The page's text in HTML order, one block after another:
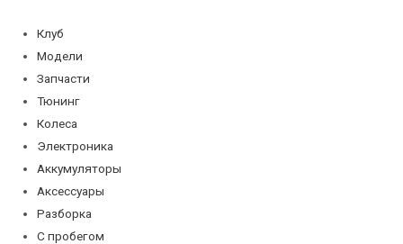
содержимому
Клуб
Модели
Запчасти
Тюнинг
Колеса
Электроника
Аккумуляторы
Аксессуары
Разборка
С пробегом